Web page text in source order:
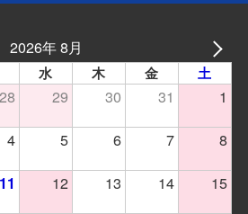
2026年 8月
水 木 金 土
28 29 30 31
1
4 5 6 7
8
11 12 13 14
15